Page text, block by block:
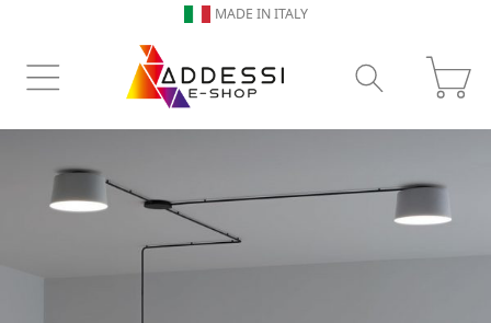
SERVIZIO CLIENTI 0771311925